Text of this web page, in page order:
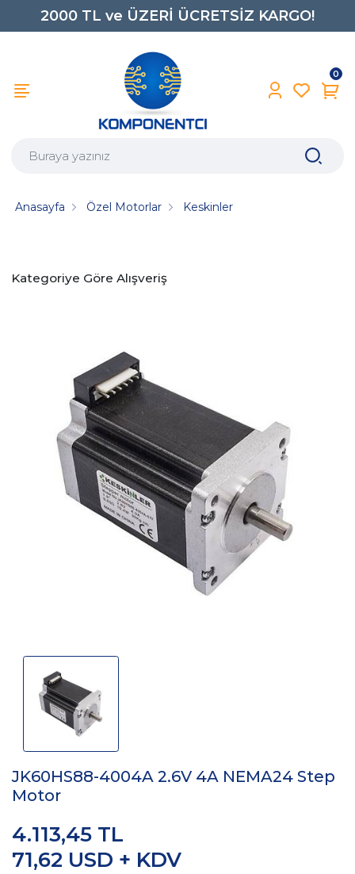
2000 TL ve ÜZERİ ÜCRETSİZ KARGO!
0850 242 0734
0
Anasayfa Özel Motorlar Keskinler
Kategoriye Göre Alışveriş
JK60HS88-4004A 2.6V 4A NEMA24 Step
Motor
71,62 USD + KDV
4.113,45 TL